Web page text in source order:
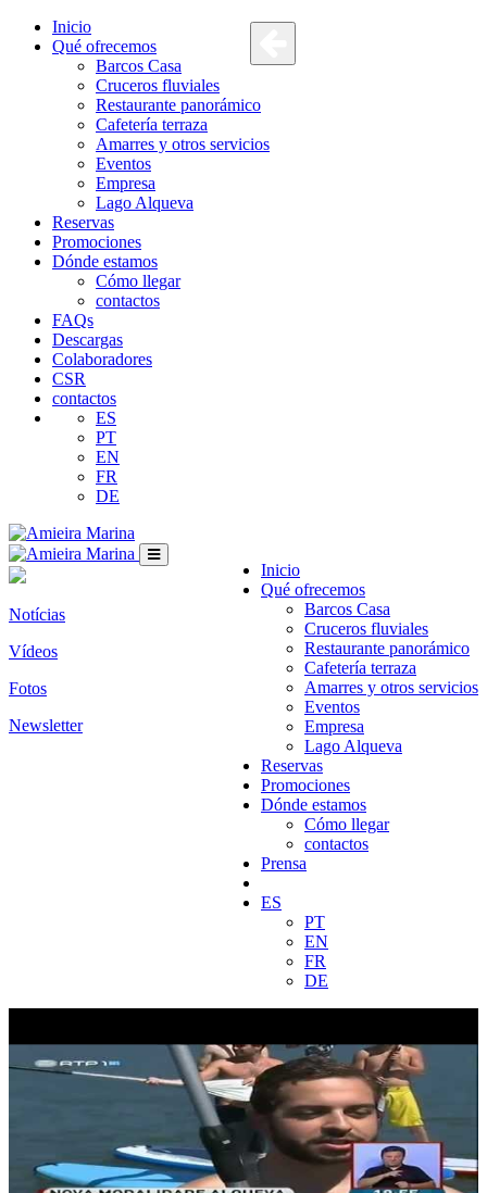
Inicio
Qué ofrecemos
Barcos Casa
Cruceros fluviales
Restaurante panorámico
Cafetería terraza
Amarres y otros servicios
Eventos
Empresa
Lago Alqueva
Reservas
Promociones
Dónde estamos
Cómo llegar
contactos
FAQs
Descargas
Colaboradores
CSR
contactos
ES
PT
EN
FR
DE
Inicio
Qué ofrecemos
Barcos Casa
Cruceros fluviales
Restaurante panorámico
Cafetería terraza
Amarres y otros servicios
Eventos
Empresa
Lago Alqueva
Reservas
Promociones
Dónde estamos
Cómo llegar
contactos
Prensa
ES
PT
EN
FR
DE
Notícias
Vídeos
Fotos
Newsletter